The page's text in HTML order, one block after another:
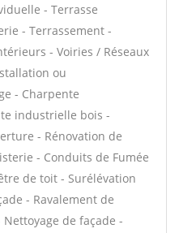
- Terrasse
- Terrassement -
- Voiries / Réseaux
ou
- Charpente
industrielle bois -
- Rénovation de
- Conduits de Fumée
de toit - Surélévation
- Ravalement de
de façade -